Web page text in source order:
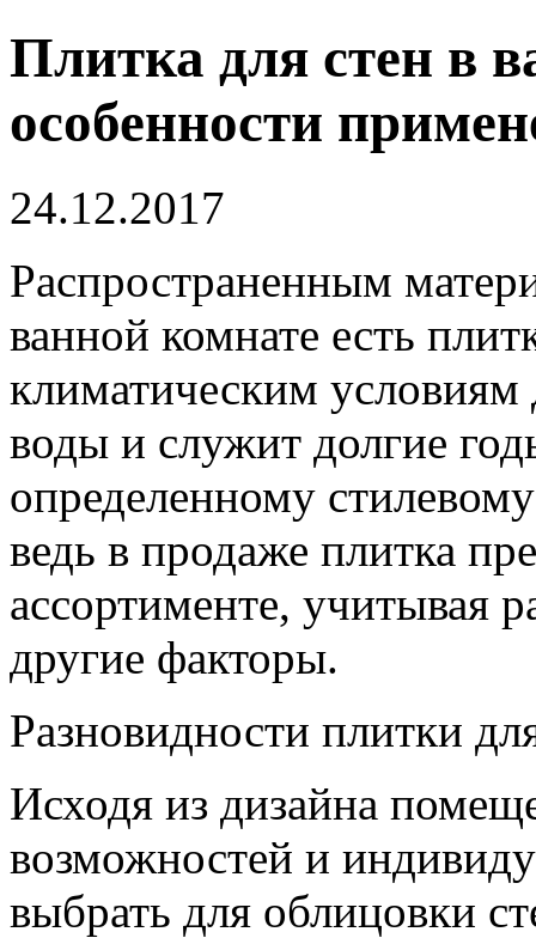
Плитка для стен в
особенности
24.12.2017
Распространенным
ванной комнате есть
климатическим
воды и служит долгие
определенному
ведь в продаже плитка
ассортименте, учитывая
другие факторы.
Разновидности плитки
Исходя из дизайна
возможностей и
выбрать для облицовки